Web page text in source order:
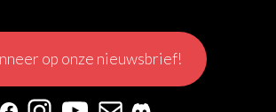
op onze nieuwsbrief!